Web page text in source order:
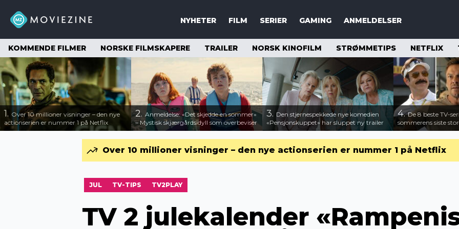
NYHETER FILM SERIER GAMING ANMELDELSER
KOMMENDE FILMER NORSKE FILMSKAPERE TRAILER NORSK KINOFILM STRØMMETIPS NETFLIX
1. Over 10 millioner visninger – den nye
actionserien er nummer 1 på Netflix
2. Anmeldelse: «Det skjedde en sommer»
– Mystisk skjærgårdsidyll som overbeviser
3. Den stjernespekkede nye komedien
«Pensjonskuppet» har sluppet ny trailer
4.De 8 beste TV-
sommerens siste
Over 10 millioner visninger – den nye actionserien er nummer 1 på Netflix
JUL TV-TIPS TV2PLAY
TV 2 julekalender